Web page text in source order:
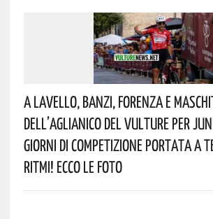
A Lavello, Banzi, Forenza E
Dell’Aglianico Del Vulture Per
Giorni Di Competizione Portata A
Ritmi! Ecco Le Foto